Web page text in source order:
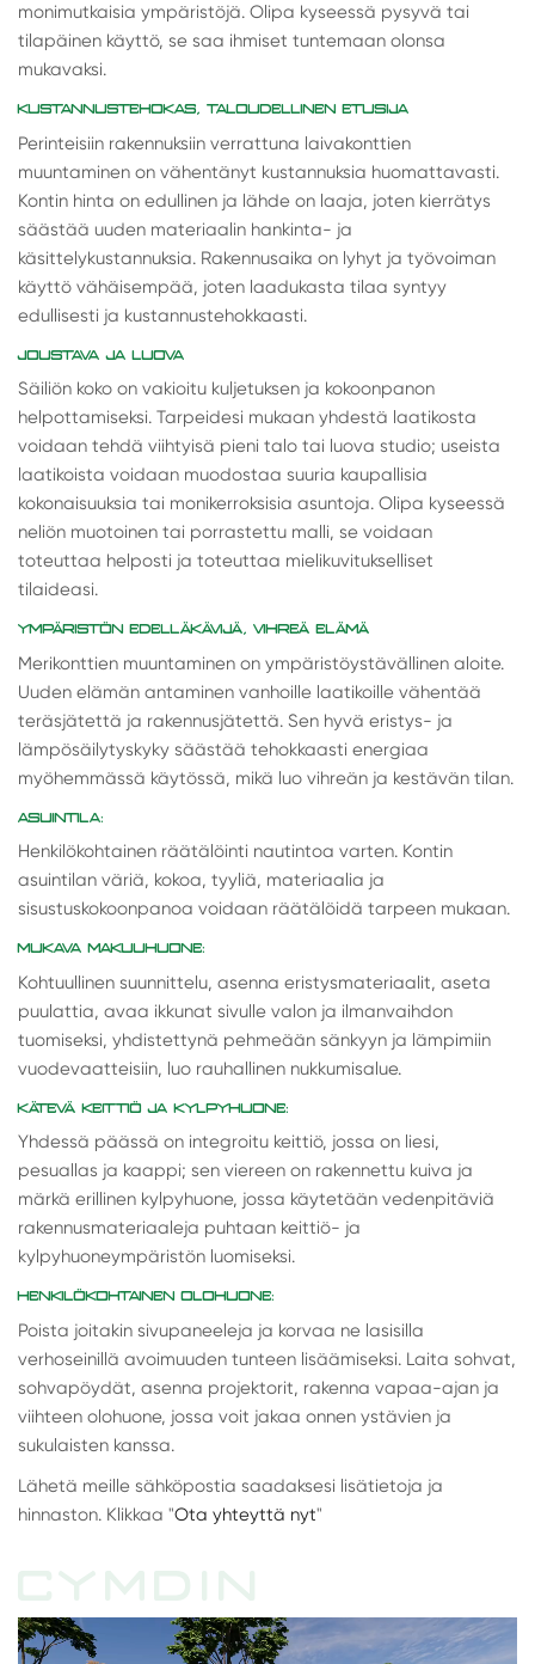
monimutkaisia ympäristöjä. Olipa kyseessä pysyvä tai
tilapäinen käyttö, se saa ihmiset tuntemaan olonsa
mukavaksi.
KUSTANNUSTEHOKAS, TALOUDELLINEN ETUSIJA
Perinteisiin rakennuksiin verrattuna laivakonttien
muuntaminen on vähentänyt kustannuksia huomattavasti.
Kontin hinta on edullinen ja lähde on laaja, joten kierrätys
säästää uuden materiaalin hankinta- ja
käsittelykustannuksia. Rakennusaika on lyhyt ja työvoiman
käyttö vähäisempää, joten laadukasta tilaa syntyy
edullisesti ja kustannustehokkaasti.
JOUSTAVA JA LUOVA
Säiliön koko on vakioitu kuljetuksen ja kokoonpanon
helpottamiseksi. Tarpeidesi mukaan yhdestä laatikosta
voidaan tehdä viihtyisä pieni talo tai luova studio; useista
laatikoista voidaan muodostaa suuria kaupallisia
kokonaisuuksia tai monikerroksisia asuntoja. Olipa kyseessä
neliön muotoinen tai porrastettu malli, se voidaan
toteuttaa helposti ja toteuttaa mielikuvitukselliset
tilaideasi.
YMPÄRISTÖN EDELLÄKÄVIJÄ, VIHREÄ ELÄMÄ
Merikonttien muuntaminen on ympäristöystävällinen aloite.
Uuden elämän antaminen vanhoille laatikoille vähentää
teräsjätettä ja rakennusjätettä. Sen hyvä eristys- ja
lämpösäilytyskyky säästää tehokkaasti energiaa
myöhemmässä käytössä, mikä luo vihreän ja kestävän tilan.
ASUINTILA:
Henkilökohtainen räätälöinti nautintoa varten. Kontin
asuintilan väriä, kokoa, tyyliä, materiaalia ja
sisustuskokoonpanoa voidaan räätälöidä tarpeen mukaan.
MUKAVA MAKUUHUONE:
Kohtuullinen suunnittelu, asenna eristysmateriaalit, aseta
puulattia, avaa ikkunat sivulle valon ja ilmanvaihdon
tuomiseksi, yhdistettynä pehmeään sänkyyn ja lämpimiin
vuodevaatteisiin, luo rauhallinen nukkumisalue.
KÄTEVÄ KEITTIÖ JA KYLPYHUONE:
Yhdessä päässä on integroitu keittiö, jossa on liesi,
pesuallas ja kaappi; sen viereen on rakennettu kuiva ja
märkä erillinen kylpyhuone, jossa käytetään vedenpitäviä
rakennusmateriaaleja puhtaan keittiö- ja
kylpyhuoneympäristön luomiseksi.
HENKILÖKOHTAINEN OLOHUONE:
Poista joitakin sivupaneeleja ja korvaa ne lasisilla
verhoseinillä avoimuuden tunteen lisäämiseksi. Laita sohvat,
sohvapöydät, asenna projektorit, rakenna vapaa-ajan ja
viihteen olohuone, jossa voit jakaa onnen ystävien ja
sukulaisten kanssa.
Lähetä meille sähköpostia saadaksesi lisätietoja ja
hinnaston. Klikkaa "Ota yhteyttä nyt"